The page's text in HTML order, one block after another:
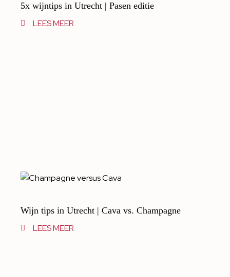
5x wijntips in Utrecht | Pasen editie
LEES MEER
Wijn tips in Utrecht | Cava vs. Champagne
LEES MEER